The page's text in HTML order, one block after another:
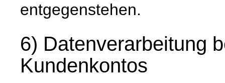
entgegenstehen.
6) Datenverarbeitung
Kundenkontos